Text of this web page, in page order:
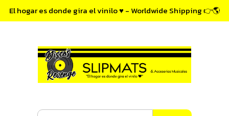
El hogar es donde gira el vinilo ♥ - Worldwide Shipping 👉🌎